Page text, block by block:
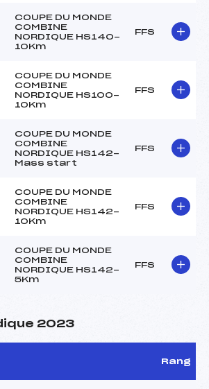
COUPE DU MONDE
COMBINE
NORDIQUE HS140-
10Km
FFS
COUPE DU MONDE
COMBINE
NORDIQUE HS100-
10Km
FFS
COUPE DU MONDE
COMBINE
NORDIQUE HS142-
Mass start
FFS
COUPE DU MONDE
COMBINE
NORDIQUE HS142-
10Km
FFS
COUPE DU MONDE
COMBINE
NORDIQUE HS142-
5Km
FFS
2023
Rang